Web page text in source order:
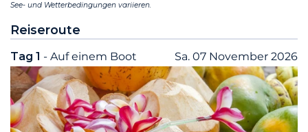
See- und Wetterbedingungen variieren.
Reiseroute
Tag 1 - Auf einem Boot Sa. 07 November 2026